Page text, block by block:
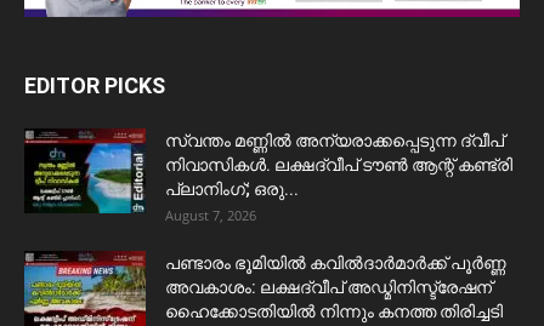
EDITOR PICKS
സ്വന്തം മണ്ണിൽ അന്യരാക്കപ്പെടുന്ന ദ്വീപ്
നിവാസികൾ. ലക്ഷദ്വീപ് ടൗൺ ആന്റ് കണ്ട്രി
പ്ലാനിംഗ്; ഒരു...
August 7, 2026
പണ്ടാരം ഭൂമിയിൽ കവിൽദാർമാർക്ക് പൂർണ്ണ
അവകാശം: ലക്ഷദ്വീപ് അഡ്മിനിസ്ട്രേഷന്
ഹൈക്കോടതിയിൽ നിന്നും കനത്ത തിരിച്ചടി